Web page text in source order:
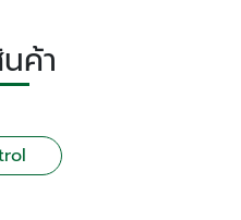
ค้า